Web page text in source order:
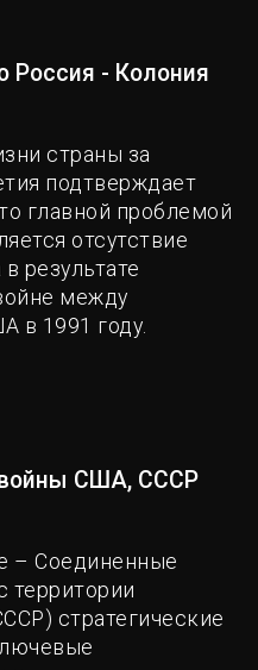
Россия - Колония
страны за
подтверждает
главной проблемой
отсутствие
результате
между
в 1991 году.
войны США, СССР
– Соединенные
территории
стратегические